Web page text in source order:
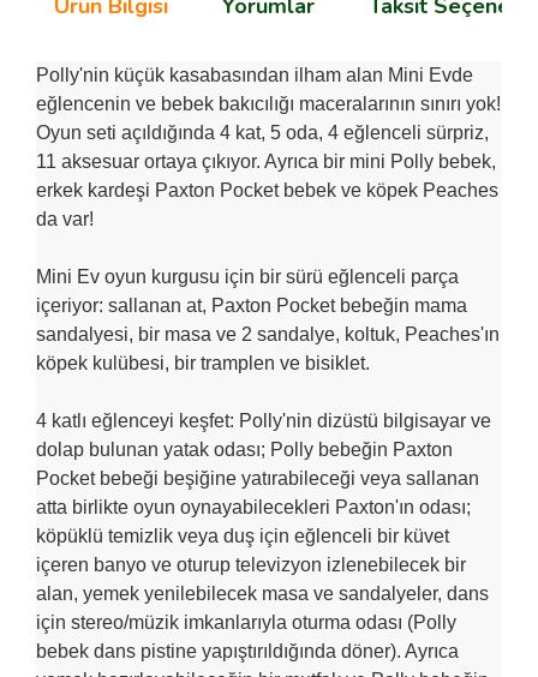
Ürün Bilgisi Yorumlar Taksit
Polly'nin küçük kasabasından ilham alan Mini Evde
eğlencenin ve bebek bakıcılığı maceralarının sınırı yok!
Oyun seti açıldığında 4 kat, 5 oda, 4 eğlenceli sürpriz,
11 aksesuar ortaya çıkıyor. Ayrıca bir mini Polly bebek,
erkek kardeşi Paxton Pocket bebek ve köpek Peaches
da var!
Mini Ev oyun kurgusu için bir sürü eğlenceli parça
içeriyor: sallanan at, Paxton Pocket bebeğin mama
sandalyesi, bir masa ve 2 sandalye, koltuk, Peaches'ın
köpek kulübesi, bir tramplen ve bisiklet.
4 katlı eğlenceyi keşfet: Polly'nin dizüstü bilgisayar ve
dolap bulunan yatak odası; Polly bebeğin Paxton
Pocket bebeği beşiğine yatırabileceği veya sallanan
atta birlikte oyun oynayabilecekleri Paxton'ın odası;
köpüklü temizlik veya duş için eğlenceli bir küvet
içeren banyo ve oturup televizyon izlenebilecek bir
alan, yemek yenilebilecek masa ve sandalyeler, dans
için stereo/müzik imkanlarıyla oturma odası (Polly
bebek dans pistine yapıştırıldığında döner). Ayrıca